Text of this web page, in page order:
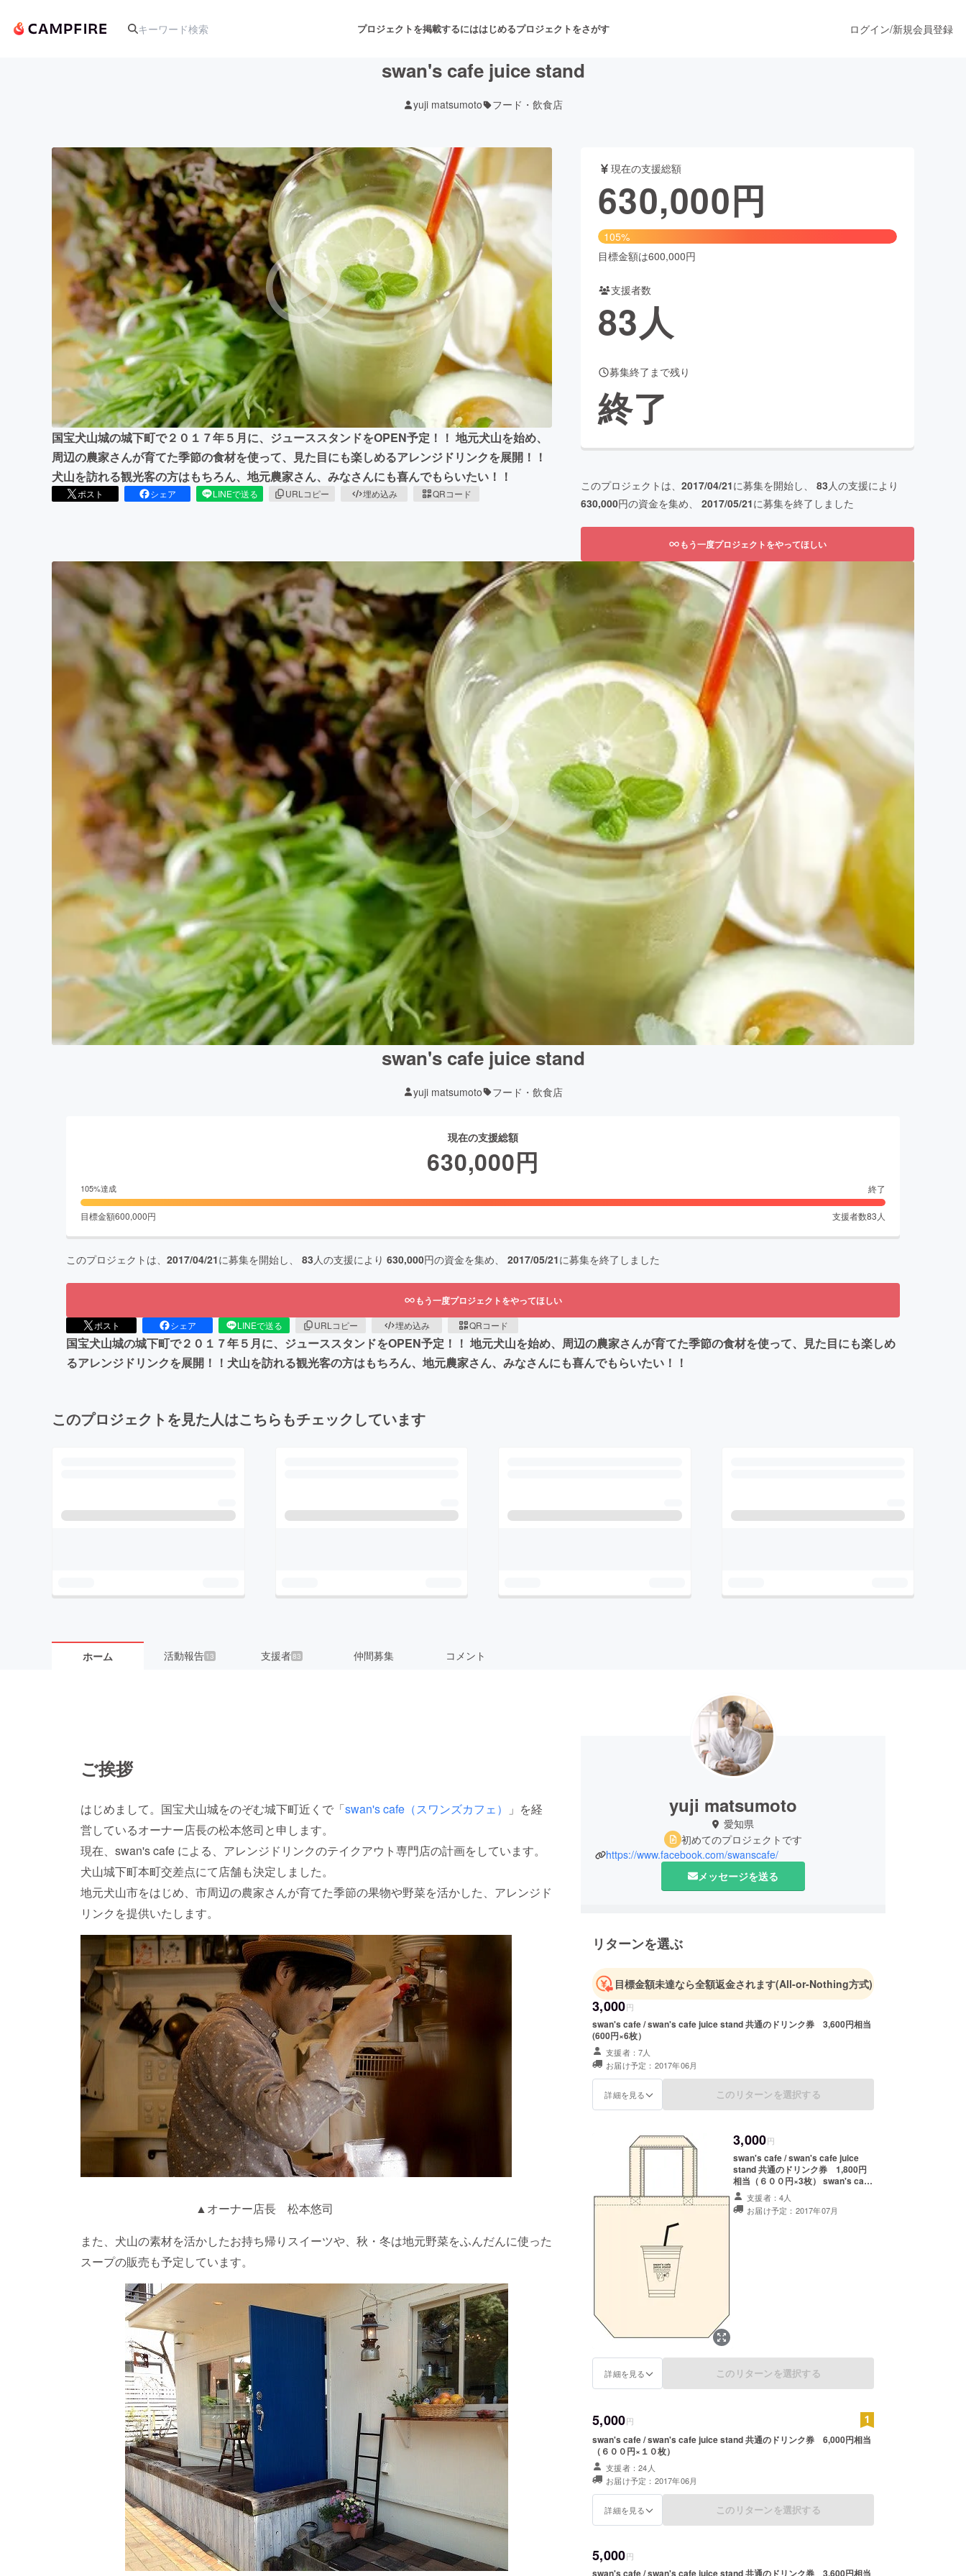
プロジェクトを掲載するにははじめるプロジェクトをさがす
アート・写真 音楽 舞台・パフォーマンス
テクノロジー・ガジェット ゲーム・サービス開発 ファッション
映像・映画 書籍・雑誌出版 アニメ・漫画
ビジネス・起業 チャレンジ ビューティー・ヘルスケア
まちづくり・地域活性化
CAMPFIRE for Social GoodCAMPFIRE Creation
CAMPFIREふるさと納税machi-ya
ログイン/新規会員登録
swan's cafe juice stand
yuji matsumoto フード・飲食店
国宝犬山城の城下町で２０１７年５月に、ジューススタンドをOPEN予定！！ 地元犬山を始め、
周辺の農家さんが育てた季節の食材を使って、見た目にも楽しめるアレンジドリンクを展開！！
犬山を訪れる観光客の方はもちろん、地元農家さん、みなさんにも喜んでもらいたい！！
ポスト シェア LINEで送る URLコピー 埋め込み QRコード
現在の支援総額
630,000円
105%
目標金額は600,000円
支援者数
83人
募集終了まで残り
終了
このプロジェクトは、 2017/04/21に募集を開始し、 83人の支援により
630,000円の資金を集め、 2017/05/21に募集を終了しました
もう一度プロジェクトをやってほしい
swan's cafe juice stand
yuji matsumoto フード・飲食店
現在の支援総額
630,000円
105%達成 終了
目標金額600,000円 支援者数83 人
このプロジェクトは、 2017/04/21に募集を開始し、 83 人の支援により 630,000円の資金を集め、 2017/05/21に募集を終了しました
もう一度プロジェクトをやってほしい
ポスト シェア LINEで送る URLコピー 埋め込み QRコード
国宝犬山城の城下町で２０１７年５月に、ジューススタンドをOPEN予定！！ 地元犬山を始め、周辺の農家さんが育てた季節の食材を使って、見た目にも楽しめ
るアレンジドリンクを展開！！犬山を訪れる観光客の方はもちろん、地元農家さん、みなさんにも喜んでもらいたい！！
このプロジェクトを見た人はこちらもチェックしています
ホーム 活動報告 13 支援者83 仲間募集 コメント
ご挨拶
はじめまして。国宝犬山城をのぞむ城下町近くで「swan's cafe（スワンズカフェ）
」を経
営しているオーナー店長の松本悠司と申します。
現在、swan's cafe による、アレンジドリンクのテイクアウト専門店の計画をしています。
犬山城下町本町交差点にて店舗も決定しました。
地元犬山市をはじめ、市周辺の農家さんが育てた季節の果物や野菜を活かした、アレンジド
リンクを提供いたします。
▲オーナー店長 松本悠司
また、犬山の素材を活かしたお持ち帰りスイーツや、秋・冬は地元野菜をふんだんに使った
スープの販売も予定しています。
yuji matsumoto
愛知県
初めてのプロジェクトです
https://www.facebook.com/swanscafe/
メッセージを送る
リターンを選ぶ
目標金額未達なら全額返金されます(All-or-Nothing方式)
3,000円
swan's cafe / swan's cafe juice stand 共通のドリンク券 3,600円相当
(600円×6枚）
支援者：7人
お届け予定：2017年06月
詳細を見る このリターンを選択する
3,000円
swan's cafe / swan's cafe juice
stand 共通のドリンク券 1,800円
相当（６００円×3枚） swan's cafe
オリジナルトートバッグ ※トート
バックの写真はイメージです。実際
にお送りするものとは若干異なる場
支援者：4人
お届け予定：2017年07月
詳細を見る このリターンを選択する
5,000円
swan's cafe / swan's cafe juice stand 共通のドリンク券 6,000円相当
（６００円×１０枚）
支援者：24人
お届け予定：2017年06月
詳細を見る このリターンを選択する
5,000円
swan's cafe / swan's cafe juice stand 共通のドリンク券 3,600円相当